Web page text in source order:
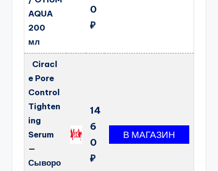
AQUA
200
мл
0
₽
Ciracl
e Pore
Control
Tighten
ing
Serum
—
Сыворо
14
6
0
₽